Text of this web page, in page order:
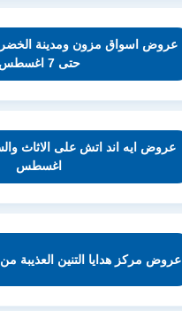
حتى 7 اغسطس
اغسطس
عروض مركز هدايا التنين العذيبة من 5 حتى 22 اغسطس